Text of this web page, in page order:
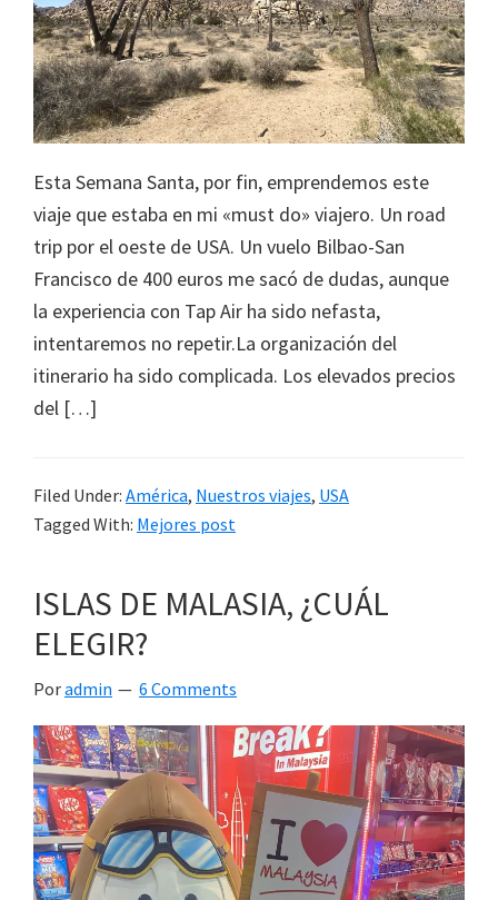
la
infancia"
Esta Semana Santa, por fin, emprendemos este
viaje que estaba en mi «must do» viajero. Un road
trip por el oeste de USA. Un vuelo Bilbao-San
Francisco de 400 euros me sacó de dudas, aunque
la experiencia con Tap Air ha sido nefasta,
intentaremos no repetir.La organización del
itinerario ha sido complicada. Los elevados precios
del […]
Filed Under: América, Nuestros viajes, USA
Tagged With: Mejores post
ISLAS DE MALASIA, ¿CUÁL
ELEGIR?
Poradmin 6 Comments